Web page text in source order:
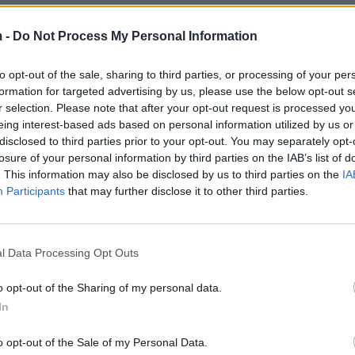
- Do Not Process My Personal Information
opt-out of the sale, sharing to third parties, or processing of your
for targeted advertising by us, please use the below opt-out
selection. Please note that after your opt-out request is processed
interest-based ads based on personal information utilized by us
to third parties prior to your opt-out. You may separately
of your personal information by third parties on the IAB’s list of
This information may also be disclosed by us to third parties on the
Participants that may further disclose it to other third parties.
Data Processing Opt Outs
opt-out of the Sharing of my personal data.
opt-out of the Sale of my Personal Data.
kryesohen nga Italia, 30% nga Serbia, 10%
pohon se aktualisht nuk ka rënie prodhimi, sepse
e prodhuar ende nuk plotëson kërkesën që ka
Një nga kompanitë nënvizoi se pranë
25 baxho që operojnë në informalitet, pra që nuk
mënyrë të padrejtë. “25 subjektet marrin
që përpunojnë edhe 30 kv qumësht në ditë. Në
informal. Fabrikës sonë i mbeten